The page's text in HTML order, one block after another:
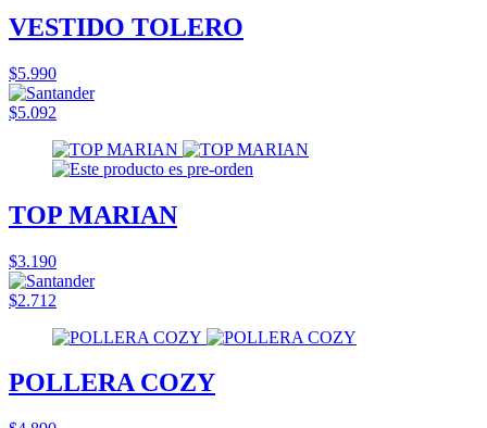
VESTIDO TOLERO
$5.990
$5.092
TOP MARIAN
$3.190
$2.712
POLLERA COZY